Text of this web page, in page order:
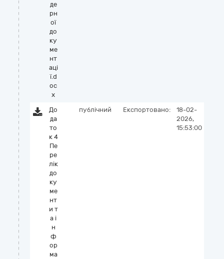
де
рн
ої
до
ку
ме
нт
аці
ї.d
oc
x
До
да
то
к 4
Пе
ре
лік
до
ку
ме
нт
и т
а і
н
ф
ор
ма
публічний Експортовано:
18-02-
2026,
15:53:00